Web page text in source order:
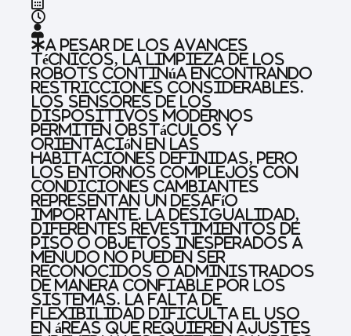
A pesar de los avances
técnicos, la limpieza de los
robots continúa encontrando
restricciones considerables.
Los sensores de los
dispositivos modernos
permiten obstáculos y
orientación en las
habitaciones definidas, pero
los entornos complejos con
condiciones cambiantes
representan un desafío
importante. La desigualidad,
diferentes revestimientos de
piso o objetos inesperados a
menudo no pueden ser
reconocidos o administrados
de manera confiable por los
sistemas. La falta de
flexibilidad dificulta el uso
en áreas que requieren ajustes